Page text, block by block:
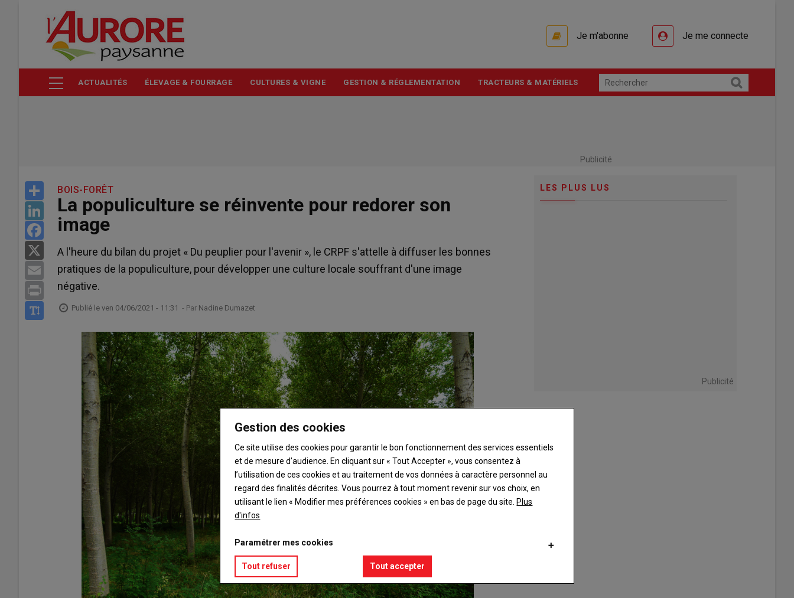
contenu
Je m'abonne Je me connecte
ACTUALITÉS ÉLEVAGE & FOURRAGE CULTURES & VIGNE GESTION & RÉGLEMENTATION TRACTEURS & MATÉRIELS
Publicité
Share
LinkedIn
Facebook
Email
Print
BOIS-FORÊT
La populiculture se réinvente pour redorer son
image
A l'heure du bilan du projet « Du peuplier pour l'avenir », le CRPF s'attelle à diffuser les bonnes
pratiques de la populiculture, pour développer une culture locale souffrant d'une image
négative.
Publié le ven 04/06/2021 - 11:31 - Par Nadine Dumazet
LES PLUS LUS
Publicité
Gestion des cookies
Ce site utilise des cookies pour garantir le bon fonctionnement des services essentiels
et de mesure d’audience. En cliquant sur « Tout Accepter », vous consentez à
l’utilisation de ces cookies et au traitement de vos données à caractère personnel au
regard des finalités décrites. Vous pourrez à tout moment revenir sur vos choix, en
utilisant le lien « Modifier mes préférences cookies » en bas de page du site. Plus
d'infos
Paramétrer mes cookies
Tout refuser Tout accepter